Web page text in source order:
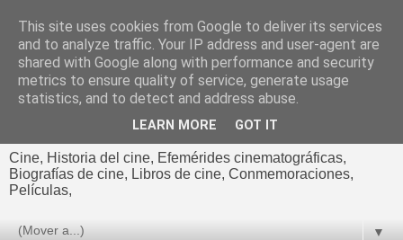
El cultural
cinematográfico de Jorge
Cine, Historia del cine, Efemérides cinematográficas,
Biografías de cine, Libros de cine, Conmemoraciones,
Películas,
▼
This site uses cookies from Google to deliver its services
and to analyze traffic. Your IP address and user-agent are
shared with Google along with performance and security
metrics to ensure quality of service, generate usage
statistics, and to detect and address abuse.
LEARN MORE GOT IT